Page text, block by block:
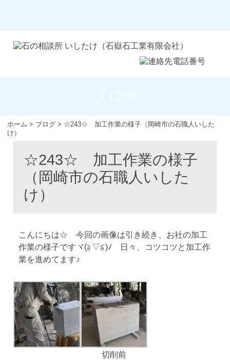
ホーム > ブログ > ☆243☆ 加工作業の様子（岡崎市の石職人いした
け）
☆243☆ 加工作業の様子
（岡崎市の石職人いした
け）
こんにちは☆ 今回の画像は引き続き、お社の加工
作業の様子ですヾ(≧▽≦)ﾉ 日々、コツコツと加工作
業を進めてます♪
切削前